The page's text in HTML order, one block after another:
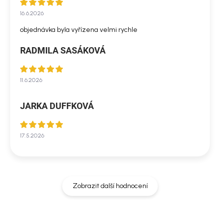
16.6.2026
objednávka byla vyřízena velmi rychle
RADMILA SASÁKOVÁ
11.6.2026
JARKA DUFFKOVÁ
17.5.2026
Zobrazit další hodnocení